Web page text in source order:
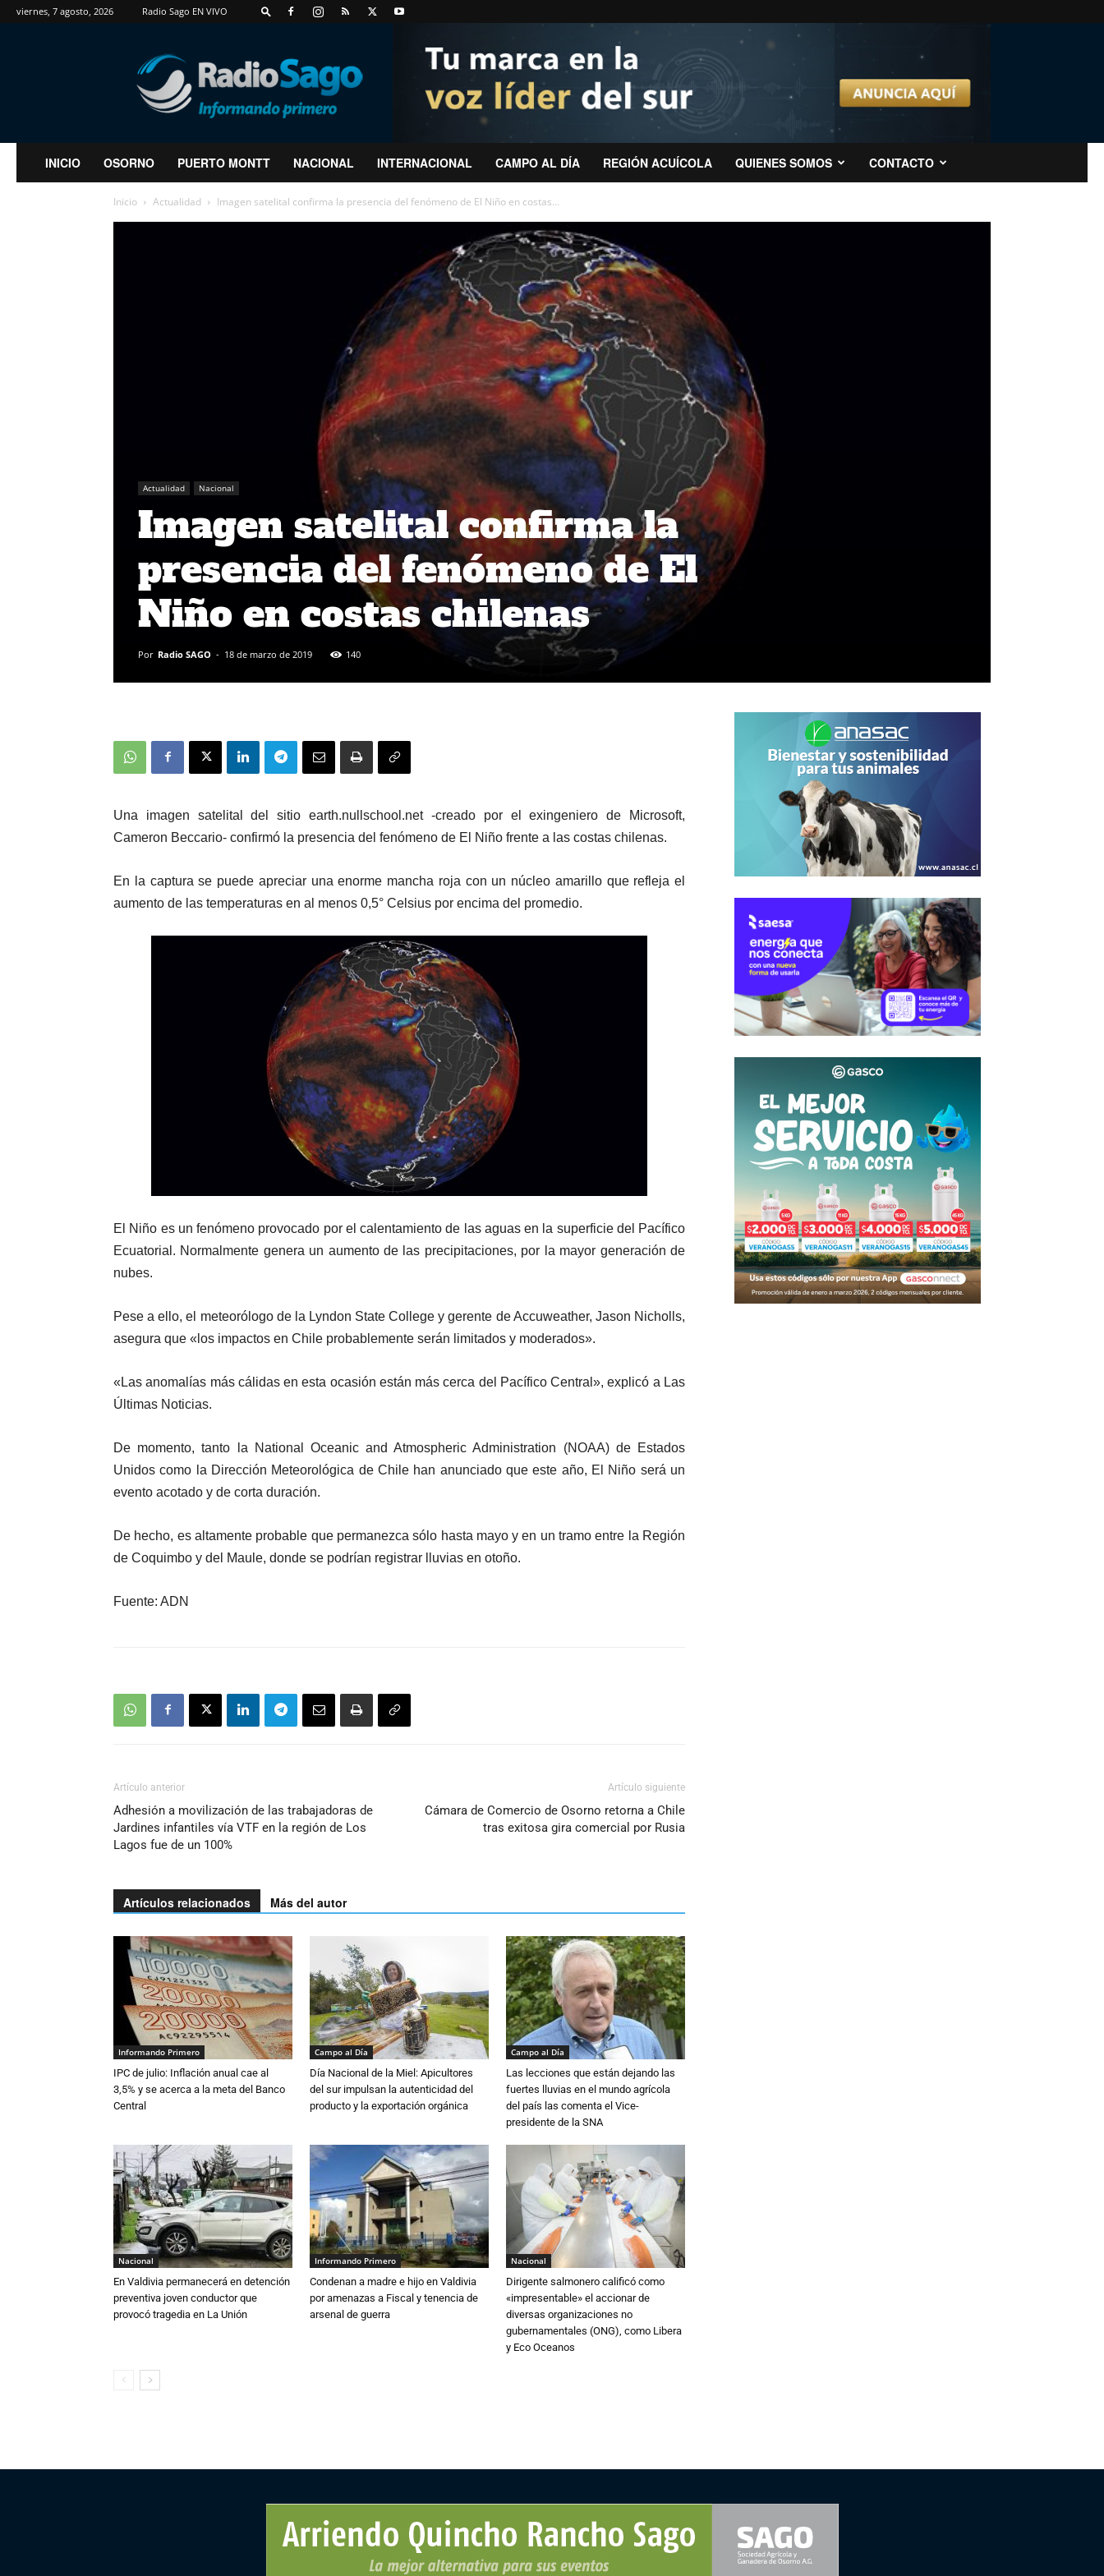
viernes, 7 agosto, 2026 Radio Sago EN VIVO
RadioSago
INICIO OSORNO PUERTO MONTT NACIONAL INTERNACIONAL CAMPO AL DÍA REGIÓN ACUÍCOLA QUIENES SOMOS CONTACTO
Inicio Actualidad Imagen satelital confirma la presencia del fenómeno de El Niño en costas...
Actualidad Nacional
Imagen satelital confirma la
presencia del fenómeno de El
Niño en costas chilenas
Por Radio SAGO - 18 de marzo de 2019 140
Una imagen satelital del sitio earth.nullschool.net -creado por el exingeniero de Microsoft,
Cameron Beccario- confirmó la presencia del fenómeno de El Niño frente a las costas chilenas.
En la captura se puede apreciar una enorme mancha roja con un núcleo amarillo que refleja el
aumento de las temperaturas en al menos 0,5° Celsius por encima del promedio.
El Niño es un fenómeno provocado por el calentamiento de las aguas en la superficie del Pacífico
Ecuatorial. Normalmente genera un aumento de las precipitaciones, por la mayor generación de
nubes.
Pese a ello, el meteorólogo de la Lyndon State College y gerente de Accuweather, Jason Nicholls,
asegura que «los impactos en Chile probablemente serán limitados y moderados».
«Las anomalías más cálidas en esta ocasión están más cerca del Pacífico Central», explicó a Las
Últimas Noticias.
De momento, tanto la National Oceanic and Atmospheric Administration (NOAA) de Estados
Unidos como la Dirección Meteorológica de Chile han anunciado que este año, El Niño será un
evento acotado y de corta duración.
De hecho, es altamente probable que permanezca sólo hasta mayo y en un tramo entre la Región
de Coquimbo y del Maule, donde se podrían registrar lluvias en otoño.
Fuente: ADN
Artículo anterior
Adhesión a movilización de las trabajadoras de
Jardines infantiles vía VTF en la región de Los
Lagos fue de un 100%
Artículo siguiente
Cámara de Comercio de Osorno retorna a Chile
tras exitosa gira comercial por Rusia
Artículos relacionados Más del autor
Informando Primero
IPC de julio: Inflación anual cae al
3,5% y se acerca a la meta del Banco
Central
Campo al Día
Día Nacional de la Miel: Apicultores
del sur impulsan la autenticidad del
producto y la exportación orgánica
Campo al Día
Las lecciones que están dejando las
fuertes lluvias en el mundo agrícola
del país las comenta el Vice-
presidente de la SNA
Nacional
En Valdivia permanecerá en detención
preventiva joven conductor que
provocó tragedia en La Unión
Informando Primero
Condenan a madre e hijo en Valdivia
por amenazas a Fiscal y tenencia de
arsenal de guerra
Nacional
Dirigente salmonero calificó como
«impresentable» el accionar de
diversas organizaciones no
gubernamentales (ONG), como Libera
y Eco Oceanos